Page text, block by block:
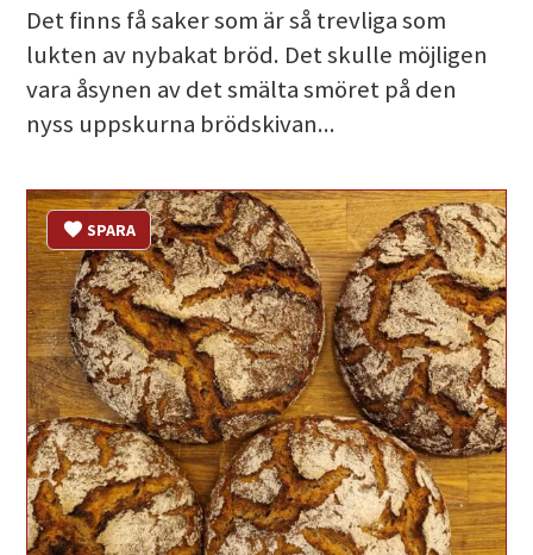
Det finns få saker som är så trevliga som
lukten av nybakat bröd. Det skulle möjligen
vara åsynen av det smälta smöret på den
nyss uppskurna brödskivan...
SPARA